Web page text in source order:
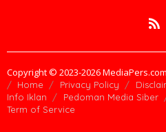
Copyright © 2023-2026 MediaPers.com
Home Privacy Policy
Info Iklan
Pedoman Media Siber
Term of Service